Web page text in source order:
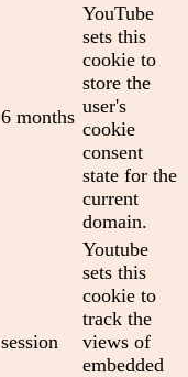
6 months
YouTube
sets this
cookie to
store the
user's
cookie
consent
state for the
current
domain.
session
Youtube
sets this
cookie to
track the
views of
embedded